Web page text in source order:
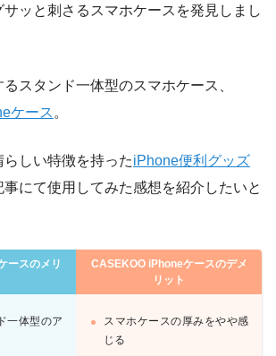
ッと刺さるスマホケースを発見しまし
スタンド一体型のスマホケース、
ケース 。
しい特徴を持ったiPhone便利グッズ
にて使用してみた感想を紹介したいと
ースのメリ
一体型のア
CASEKOO iPhoneケースのデメ
リット
スマホケースの厚みをやや感
じる